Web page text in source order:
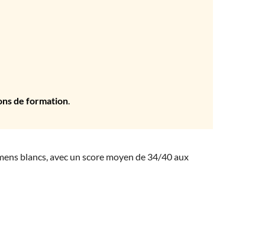
de formation.
blancs, avec un score moyen de 34/40 aux